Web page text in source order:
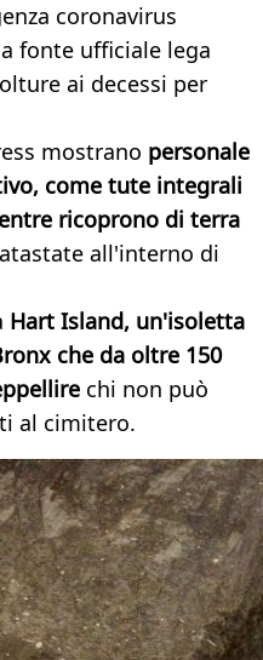
coronavirus
fonte ufficiale lega
ai decessi per
mostrano personale
come tute integrali
ricoprono di terra
all'interno di
Hart Island, un'isoletta
che da oltre 150
chi non può
al cimitero.